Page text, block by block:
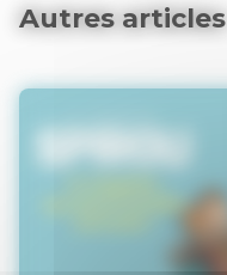
Autres articles